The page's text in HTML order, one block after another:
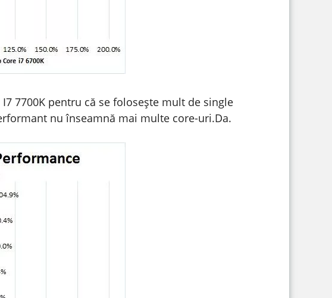
7700K pentru că se folosește mult de single
nu înseamnă mai multe core-uri.Da.